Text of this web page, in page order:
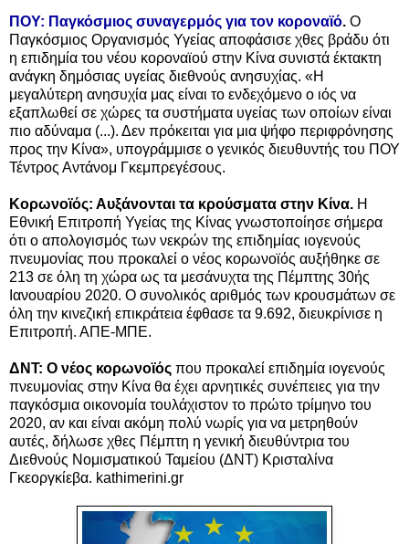
ΠΟΥ: Παγκόσμιος συναγερμός για τον κοροναϊό. Ο
Παγκόσμιος Οργανισμός Υγείας αποφάσισε χθες βράδυ ότι
η επιδημία του νέου κοροναϊού στην Κίνα συνιστά έκτακτη
ανάγκη δημόσιας υγείας διεθνούς ανησυχίας. «Η
μεγαλύτερη ανησυχία μας είναι το ενδεχόμενο ο ιός να
εξαπλωθεί σε χώρες τα συστήματα υγείας των οποίων είναι
πιο αδύναμα (...). Δεν πρόκειται για μια ψήφο περιφρόνησης
προς την Κίνα», υπογράμμισε ο γενικός διευθυντής του ΠΟΥ
Τέντρος Αντάνομ Γκεμπρεγέσους.
Κορωνοϊός: Αυξάνονται τα κρούσματα στην Κίνα. Η
Εθνική Επιτροπή Υγείας της Κίνας γνωστοποίησε σήμερα
ότι ο απολογισμός των νεκρών της επιδημίας ιογενούς
πνευμονίας που προκαλεί ο νέος κορωνοϊός αυξήθηκε σε
213 σε όλη τη χώρα ως τα μεσάνυχτα της Πέμπτης 30ής
Ιανουαρίου 2020. Ο συνολικός αριθμός των κρουσμάτων σε
όλη την κινεζική επικράτεια έφθασε τα 9.692, διευκρίνισε η
Επιτροπή. ΑΠΕ-ΜΠΕ.
ΔΝΤ: Ο νέος κορωνοϊός που προκαλεί επιδημία ιογενούς
πνευμονίας στην Κίνα θα έχει αρνητικές συνέπειες για την
παγκόσμια οικονομία τουλάχιστον το πρώτο τρίμηνο του
2020, αν και είναι ακόμη πολύ νωρίς για να μετρηθούν
αυτές, δήλωσε χθες Πέμπτη η γενική διευθύντρια του
Διεθνούς Νομισματικού Ταμείου (ΔΝΤ) Κρισταλίνα
Γκεοργκίεβα. kathimerini.gr